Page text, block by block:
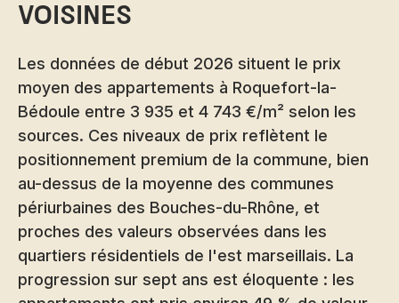
voisines
Les données de début 2026 situent le prix
moyen des appartements à Roquefort-la-
Bédoule entre 3 935 et 4 743 €/m² selon les
sources. Ces niveaux de prix reflètent le
positionnement premium de la commune, bien
au-dessus de la moyenne des communes
périurbaines des Bouches-du-Rhône, et
proches des valeurs observées dans les
quartiers résidentiels de l'est marseillais. La
progression sur sept ans est éloquente : les